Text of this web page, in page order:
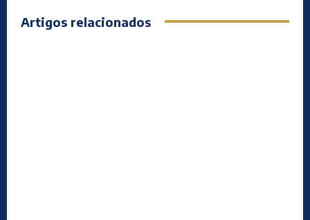
Artigos relacionados